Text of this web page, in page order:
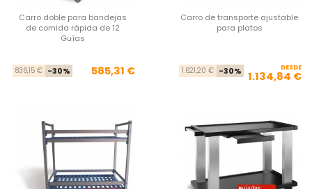
Carro doble para bandejas
de comida rápida de 12
Guías
Precio base
836,15 € -30% Precio
585,31 €
Carro de transporte ajustable
para platos
1.621,20 € -30% DESDE
1.134,84 €